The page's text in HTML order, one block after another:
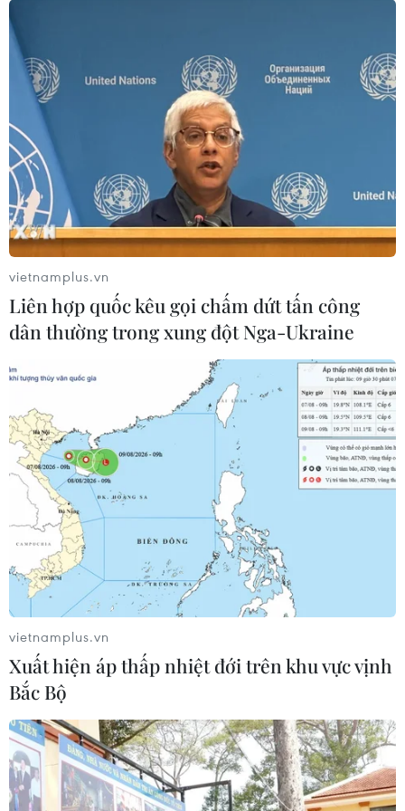
Kiểm soát rác thải từ nguồn - Giải
pháp bảo vệ kênh rạch TP Hồ Chí
Minh trong mùa mưa
07/08/2026 04:47
Khắc phục “thẻ vàng” IUU ở Vĩnh
Long: Siết chặt quản lý nghề cá
07/08/2026 04:41
Miền Bắc giảm mưa từ đêm
nay, cuối tuần chuyển nắng nóng
07/08/2026 04:41
Tiến "Bịp" hầu tòa trong vụ
án tổ chức sử dụng trái phép chất ma
túy
07/08/2026 04:40
Cần xử lý dứt điểm việc tập kết gỗ ở
hành lang an toàn giao thông Quốc
lộ 22B
07/08/2026 04:31
dự lễ khởi công xây Trường THPT
Nam Đàn 1
07/08/2026 04:30
vietnamplus.vn
Liên hợp quốc kêu gọi chấm dứt tấn công
dân thường trong xung đột Nga-Ukraine
vietnamplus.vn
Xuất hiện áp thấp nhiệt đới trên khu vực vịnh
Bắc Bộ